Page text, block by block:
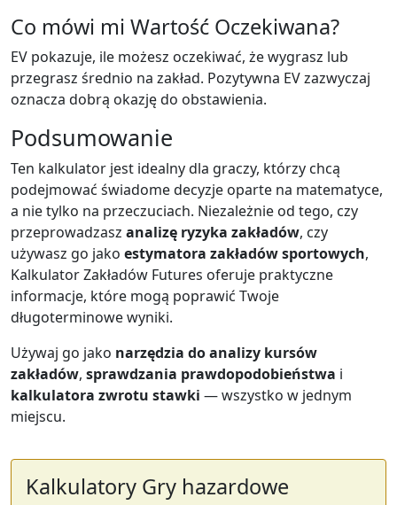
Co mówi mi Wartość Oczekiwana?
EV pokazuje, ile możesz oczekiwać, że wygrasz lub
przegrasz średnio na zakład. Pozytywna EV zazwyczaj
oznacza dobrą okazję do obstawienia.
Podsumowanie
Ten kalkulator jest idealny dla graczy, którzy chcą
podejmować świadome decyzje oparte na matematyce,
a nie tylko na przeczuciach. Niezależnie od tego, czy
przeprowadzasz analizę ryzyka zakładów, czy
używasz go jako estymatora zakładów sportowych,
Kalkulator Zakładów Futures oferuje praktyczne
informacje, które mogą poprawić Twoje
długoterminowe wyniki.
Używaj go jako narzędzia do analizy kursów
zakładów, sprawdzania prawdopodobieństwa i
kalkulatora zwrotu stawki — wszystko w jednym
miejscu.
Kalkulatory Gry hazardowe